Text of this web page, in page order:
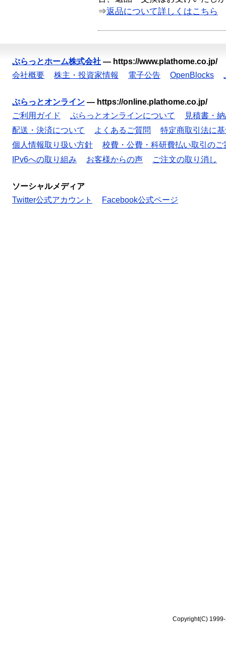
⇒返品について詳しくはこちら
ぷらっとホーム株式会社 — https://www.plathome.co.jp/
会社概要
株主・投資家情報 電子公告 OpenBlocks
ぷらっとオンライン — https://online.plathome.co.jp/
ご利用ガイド
ぷらっとオンラインについて
見積書・
配送・決済について
よくあるご質問
特定商取引法に
個人情報取り扱い方針
校費・公費・科研費払い取引のご
IPv6への取り組み
お客様からの声 ご注文の取り消し
ソーシャルメディア
Twitter公式アカウント
Facebook公式ページ
Copyright(C)